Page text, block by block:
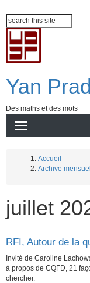
Aller
contenu
principal
Search
Yan
Des maths et des mots
Fil
d'Ariane
Accueil
Archive
juillet
RFI, Autour de la
Invité de Caroline
à propos de CQFD, 21
chercher.